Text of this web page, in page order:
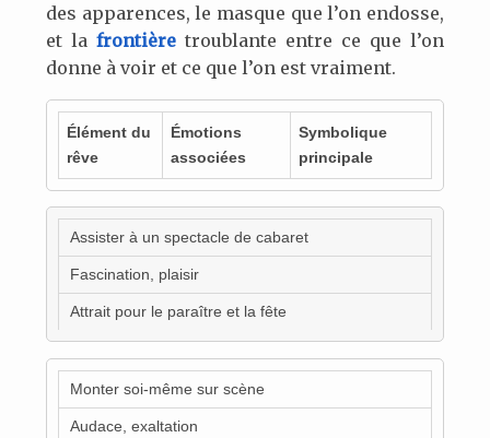
des apparences, le masque que l’on endosse,
et la frontièretroublante entre ce que l’on
donne à voir et ce que l’on est vraiment.
Élément du
rêve
Émotions
associées
Symbolique
principale
Assister à un spectacle de cabaret
Fascination, plaisir
Attrait pour le paraître et la fête
Monter soi-même sur scène
Audace, exaltation